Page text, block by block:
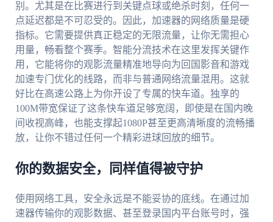
别。尤其是在比赛进行到关键点球或绝杀时刻，任何一
点延迟都是不可忍受的。因此，加速器的网络质量是硬
指标。它需要提供真正稳定的无限流量，让你无需担心
用量，畅看整个赛季。智能分流技术在这里发挥关键作
用，它能将你的观影流量精准地导向为回国影音和游戏
加速专门优化的线路，而非与普通网络流量混用。这就
好比在高速公路上为你开设了专属的快车道。独享的
100M带宽保证了这条快车道足够宽阔，即使是在国内晚
间收视高峰，也能支撑起1080P甚至更高清晰度的流畅播
放，让你不错过任何一个精彩进球回放的细节。
你的数据安全，同样值得被守护
使用网络工具，安全永远是不能妥协的底线。在通过加
速器传输你的观影数据、甚至登录国内平台账号时，强